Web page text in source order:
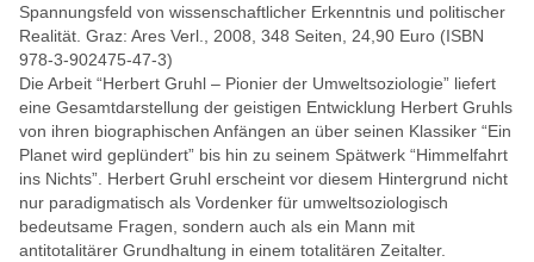
Spannungsfeld von wissenschaftlicher Erkenntnis und politischer
Realität. Graz: Ares Verl., 2008, 348 Seiten, 24,90 Euro (ISBN
978-3-902475-47-3)
Die Arbeit “Herbert Gruhl – Pionier der Umweltsoziologie” liefert
eine Gesamtdarstellung der geistigen Entwicklung Herbert Gruhls
von ihren biographischen Anfängen an über seinen Klassiker “Ein
Planet wird geplündert” bis hin zu seinem Spätwerk “Himmelfahrt
ins Nichts”. Herbert Gruhl erscheint vor diesem Hintergrund nicht
nur paradigmatisch als Vordenker für umweltsoziologisch
bedeutsame Fragen, sondern auch als ein Mann mit
antitotalitärer Grundhaltung in einem totalitären Zeitalter.